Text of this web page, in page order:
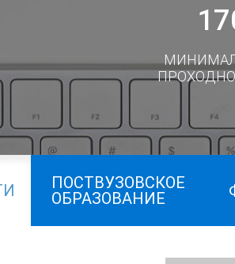
ПОСТВУЗОВСКОЕ
ОБРАЗОВАНИЕ